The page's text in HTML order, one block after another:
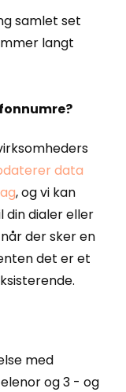
samlet set
langt
data
, og vi kan
din dialer eller
der sker en
det er et
med
og 3 - og